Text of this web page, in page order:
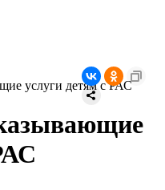
услуги детям с РАС